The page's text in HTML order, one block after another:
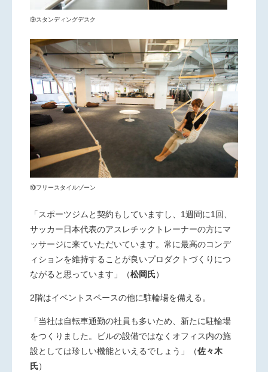
⑨スタンディングデスク
⑩フリースタイルゾーン
「スポーツジムと契約もしていますし、1週間に1回、
サッカー日本代表のアスレチックトレーナーの方にマ
ッサージに来ていただいています。常に最高のコンデ
ィションを維持することが良いプロダクトづくりにつ
ながると思っています」
（松岡氏）
2階はイベントスペースの他に駐輪場を備える。
「当社は自転車通勤の社員も多いため、新たに駐輪場
をつくりました。ビルの設備ではなくオフィス内の施
設としては珍しい機能といえるでしょう」
（佐々木
氏）